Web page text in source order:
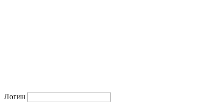
Логин